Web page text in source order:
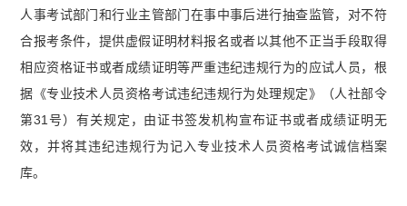
人事考试部门和行业主管部门在事中事后进行抽查监管，对不符
合报考条件，提供虚假证明材料报名或者以其他不正当手段取得
相应资格证书或者成绩证明等严重违纪违规行为的应试人员，根
据《专业技术人员资格考试违纪违规行为处理规定》（人社部令
第31号）有关规定，由证书签发机构宣布证书或者成绩证明无
效，并将其违纪违规行为记入专业技术人员资格考试诚信档案
库。